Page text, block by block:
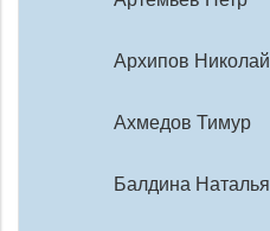
Архипов Николай
Ахмедов Тимур
Балдина Наталья